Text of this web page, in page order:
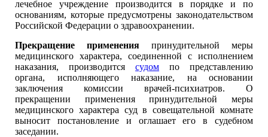
лечебное учреждение производится в порядке и по
основаниям, которые предусмотрены законодательством
Российской Федерации о здравоохранении.
Прекращение применения принудительной меры
медицинского характера, соединенной с исполнением
наказания, производится судом по представлению
органа, исполняющего наказание, на основании
заключения комиссии врачей-психиатров. О
прекращении применения принудительной меры
медицинского характера суд в совещательной комнате
выносит постановление и оглашает его в судебном
заседании.